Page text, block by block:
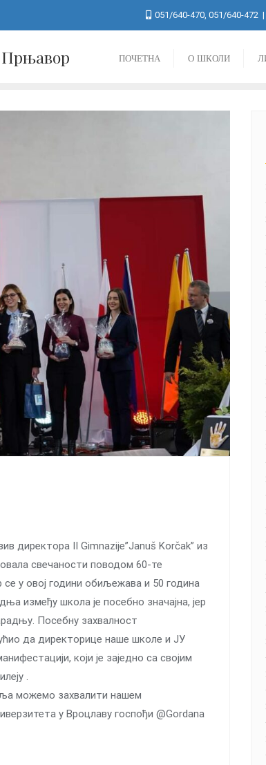
051/640-470, 051/640-472
Прњавор ПОЧЕТНА О ШКОЛИ
директора II Gimnazije”Јanuš Korčak” из
свечаности поводом 60-те
се у овој години обиљежава и 50 година
између школа је посебно значајна, јер
Посебну захвалност
да директорице наше школе и ЈУ
који је заједно са својим
.
можемо захвалити нашем
у Вроцлаву госпођи @Gordana